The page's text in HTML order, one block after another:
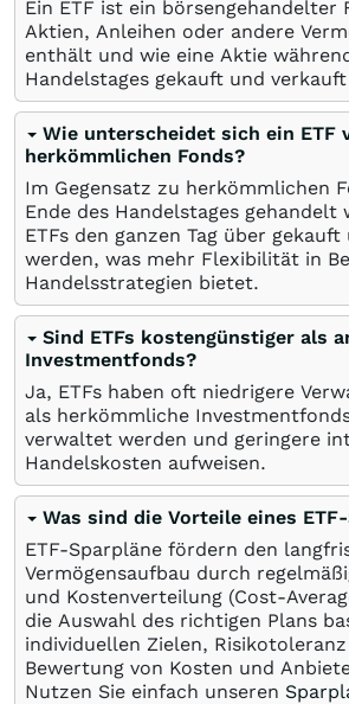
Ein ETF ist ein börsengehandelter
Aktien, Anleihen oder andere
enthält und wie eine Aktie
Handelstages gekauft und
Wie unterscheidet sich ein ETF
herkömmlichen Fonds?
Im Gegensatz zu herkömmlichen
Ende des Handelstages gehandelt
ETFs den ganzen Tag über
werden, was mehr Flexibilität in
Handelsstrategien bietet.
Sind ETFs kostengünstiger als
Investmentfonds?
Ja, ETFs haben oft niedrigere
als herkömmliche
verwaltet werden und geringere
Handelskosten aufweisen.
Was sind die Vorteile eines
ETF-Sparpläne fördern den
Vermögensaufbau durch
und Kostenverteilung (Cost-
die Auswahl des richtigen Plans
individuellen Zielen,
Bewertung von Kosten und
Nutzen Sie einfach unseren